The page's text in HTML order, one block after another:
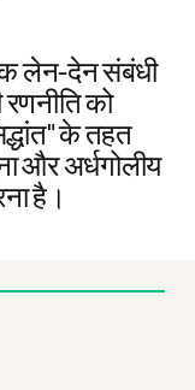
लेन-देन संबंधी
को
के तहत
और अर्धगोलीय
है।